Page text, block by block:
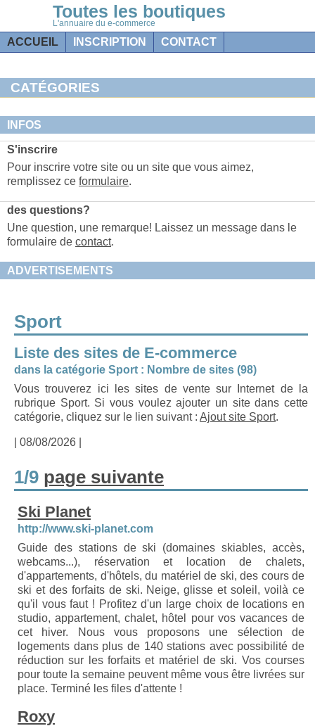
Toutes les boutiques
L'annuaire du e-commerce
ACCUEIL INSCRIPTION CONTACT
CATÉGORIES
INFOS
S'inscrire
Pour inscrire votre site ou un site que vous aimez,
remplissez ce formulaire.
des questions?
Une question, une remarque! Laissez un message dans le
formulaire de contact.
ADVERTISEMENTS
Sport
Liste des sites de E-commerce
dans la catégorie Sport : Nombre de sites (98)
Vous trouverez ici les sites de vente sur Internet de la
rubrique Sport. Si vous voulez ajouter un site dans cette
catégorie, cliquez sur le lien suivant : Ajout site Sport.
| 08/08/2026 |
1/9 page suivante
Ski Planet
http://www.ski-planet.com
Guide des stations de ski (domaines skiables, accès,
webcams...), réservation et location de chalets,
d'appartements, d'hôtels, du matériel de ski, des cours de
ski et des forfaits de ski. Neige, glisse et soleil, voilà ce
qu'il vous faut ! Profitez d'un large choix de locations en
studio, appartement, chalet, hôtel pour vos vacances de
cet hiver. Nous vous proposons une sélection de
logements dans plus de 140 stations avec possibilité de
réduction sur les forfaits et matériel de ski. Vos courses
pour toute la semaine peuvent même vous être livrées sur
place. Terminé les files d'attente !
Roxy